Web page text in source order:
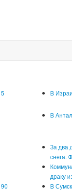
В
В
За два
снега.
драку
В